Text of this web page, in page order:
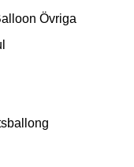
Övriga